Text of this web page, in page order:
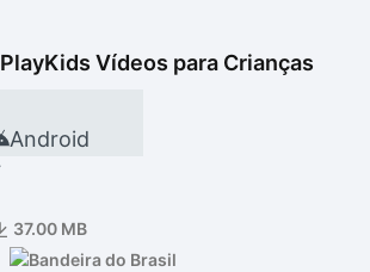
PlayKids Vídeos para Crianças
Android
37.00 MB